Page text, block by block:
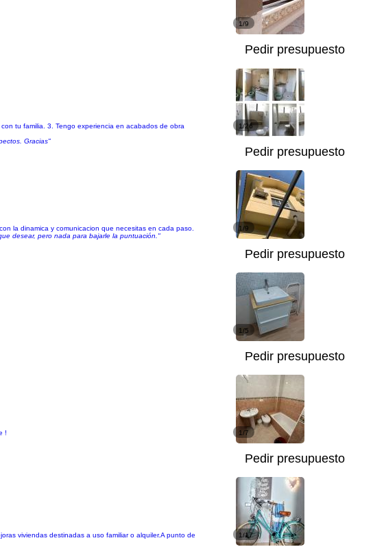
1/9
Pedir presupuesto
tu familia. 3. Tengo experiencia en acabados de obra
Gracias"
1/26
Pedir presupuesto
la dinamica y comunicacion que necesitas en cada paso.
desear, pero nada para bajarle la puntuación."
1/9
Pedir presupuesto
1/5
Pedir presupuesto
!
1/7
Pedir presupuesto
viviendas destinadas a uso familiar o alquiler.A punto de
1/17